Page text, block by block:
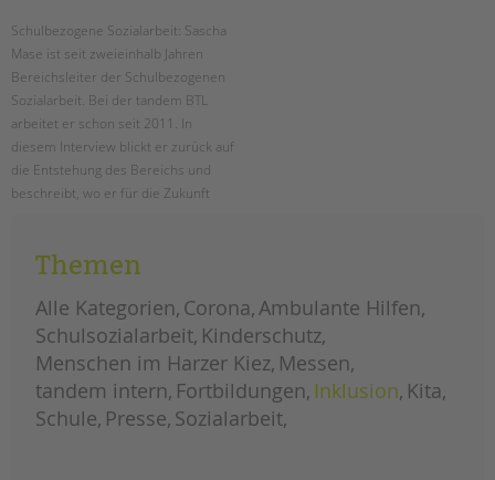
Schulbezogene Sozialarbeit: Sascha
Mase ist seit zweieinhalb Jahren
Bereichsleiter der Schulbezogenen
Sozialarbeit. Bei der tandem BTL
arbeitet er schon seit 2011. In
diesem Interview blickt er zurück auf
die Entstehung des Bereichs und
beschreibt, wo er für die Zukunft
sich der Bereich weiterentwickeln
weiterlesen herausforderungen
und
chancen
für
schulsozialarbeit
Themen
Alle Kategorien Corona Ambulante Hilfen
Schulsozialarbeit Kinderschutz
Menschen im Harzer Kiez Messen
tandem intern Fortbildungen Inklusion Kita
Schule Presse Sozialarbeit